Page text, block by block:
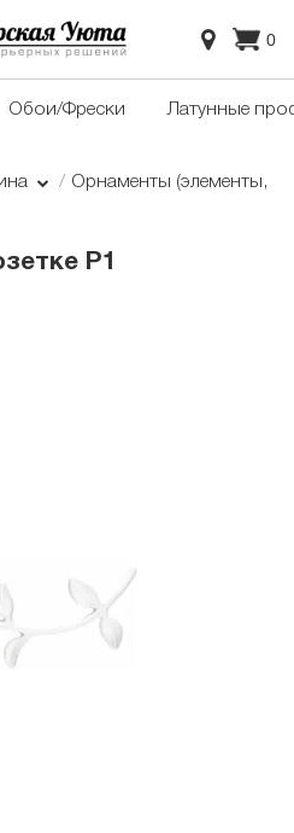
0
Обои/Фрески Латунные
Орнаменты (элементы,
Р1